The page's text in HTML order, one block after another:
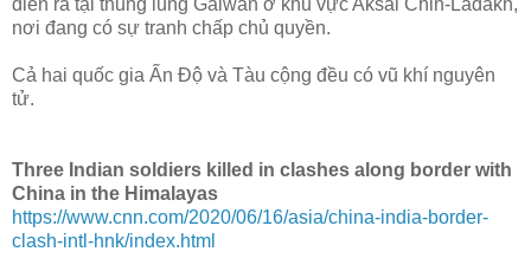
nơi đang có sự tranh chấp chủ quyền.
Cả hai quốc gia Ấn Độ và Tàu cộng đều có vũ khí nguyên
tử.
Three Indian soldiers killed in clashes along border with
China in the Himalayas
https://www.cnn.com/2020/06/16/asia/china-india-border-
clash-intl-hnk/index.html